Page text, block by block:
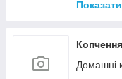
Колони
Копчення
Домашні